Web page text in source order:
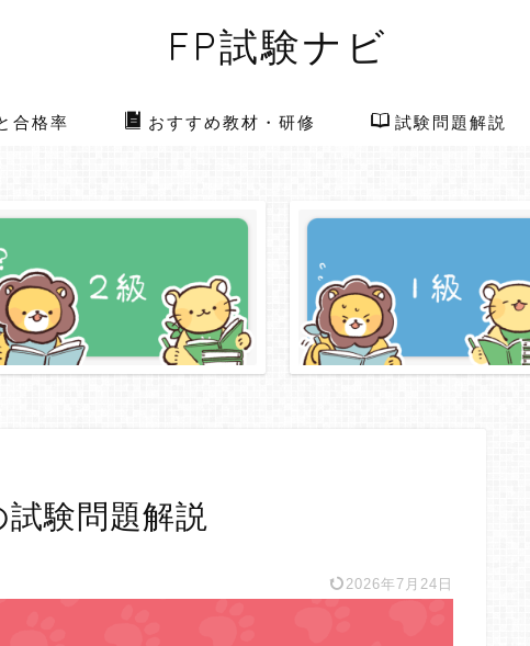
FP試験ナビ
合格率 おすすめ教材・研修 試験問題解説
験問題解説
2026年7月24日